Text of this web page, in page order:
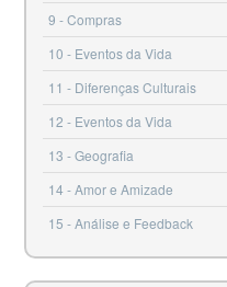
9
Compras
10
Eventos da Vida
11
Diferenças Culturais
12
Eventos da Vida
13
Geografia
14 Amor e Amizade
15
Análise e Feedback